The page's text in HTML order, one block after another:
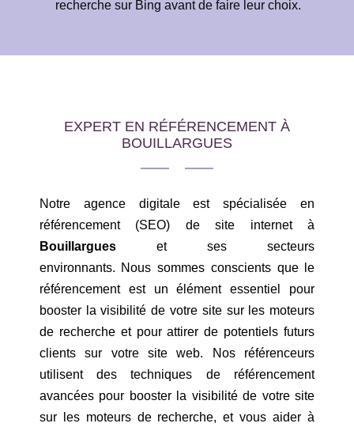
recherche sur Bing avant de faire leur choix.
EXPERT EN RÉFÉRENCEMENT À
BOUILLARGUES
Notre agence digitale est spécialisée en
référencement (SEO) de site internet à
Bouillargueset ses secteurs
environnants. Nous sommes conscients que le
référencement est un élément essentiel pour
booster la visibilité de votre site sur les moteurs
de recherche et pour attirer de potentiels futurs
clients sur votre site web. Nos référenceurs
utilisent des techniques de référencement
avancées pour booster la visibilité de votre site
sur les moteurs de recherche, et vous aider à